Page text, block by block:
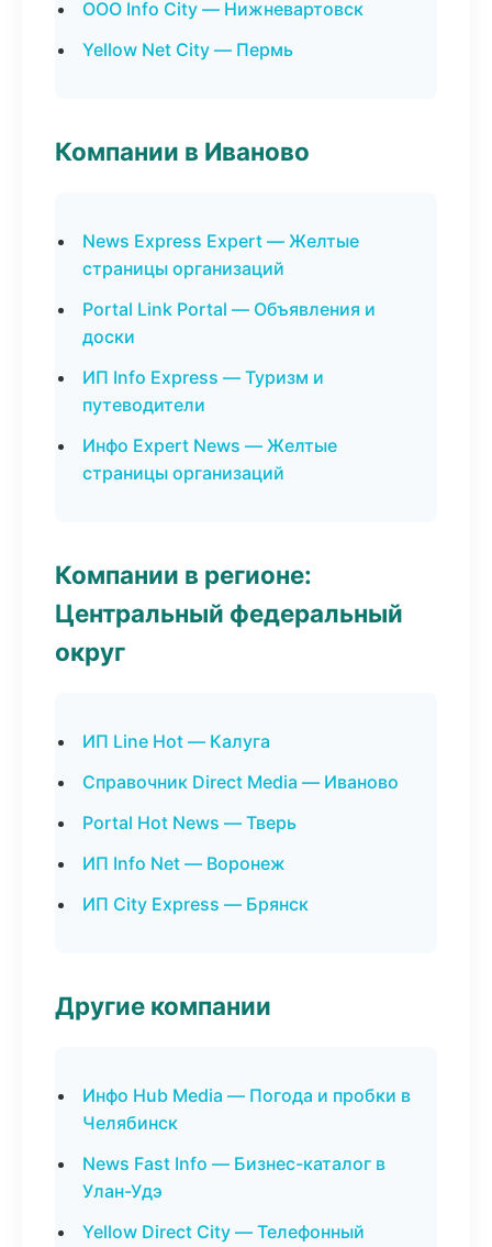
ООО Info City — Нижневартовск
Yellow Net City — Пермь
Компании в Иваново
News Express Expert — Желтые
страницы организаций
Portal Link Portal — Объявления и
доски
ИП Info Express — Туризм и
путеводители
Инфо Expert News — Желтые
страницы организаций
Компании в регионе:
Центральный федеральный
округ
ИП Line Hot — Калуга
Справочник Direct Media — Иваново
Portal Hot News — Тверь
ИП Info Net — Воронеж
ИП City Express — Брянск
Другие компании
Инфо Hub Media — Погода и пробки в
Челябинск
News Fast Info — Бизнес-каталог в
Улан-Удэ
Yellow Direct City — Телефонный